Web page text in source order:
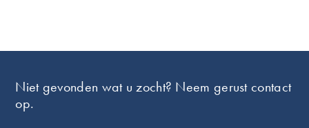
Niet gevonden wat u zocht? Neem gerust contact
op.